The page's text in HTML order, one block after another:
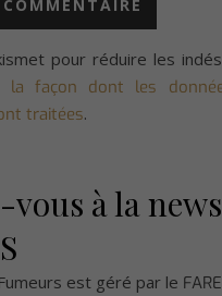
pour réduire les
la façon dont les
traitées.
vous à la
est géré par le